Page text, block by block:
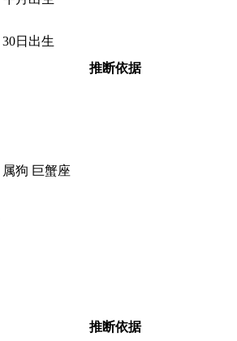
30日出生
推断依据
属狗 巨蟹座
推断依据